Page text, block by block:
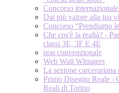
Concorso
Dai più valore alla tua
Concorso “Prendiamo
Che cos'è la realtà? -
classi 3E, 3F E 4E
non convenzionale
Web Wall Whispers
La sezione
Primo Disegno Reale -
Reali di Torino